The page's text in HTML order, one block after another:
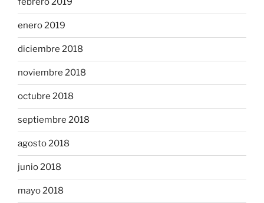
enero 2019
diciembre 2018
noviembre 2018
octubre 2018
septiembre 2018
agosto 2018
junio 2018
mayo 2018